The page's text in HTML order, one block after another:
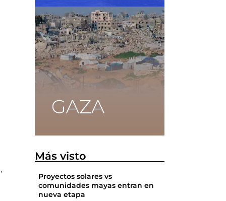
Más visto
Proyectos solares vs
comunidades mayas entran en
nueva etapa